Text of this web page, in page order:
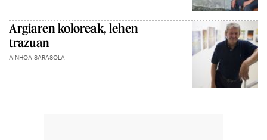
Argiaren koloreak, lehen
trazuan
AINHOA SARASOLA